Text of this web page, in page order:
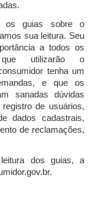
os guias sobre o
sua leitura. Seu
a todos os
que utilizarão o
tenha um
e que os
sanadas dúvidas
de usuários,
dados cadastrais,
de reclamações,
dos guias, a